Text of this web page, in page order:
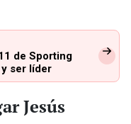
de Sporting
y ser líder
Jesús